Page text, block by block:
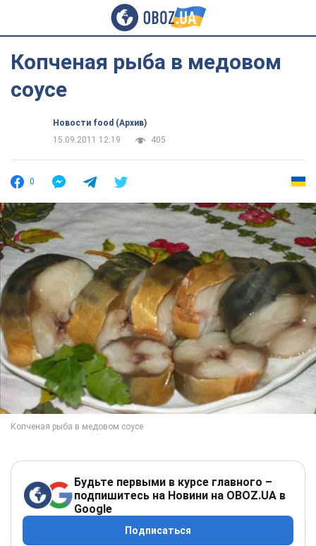
Копченая рыба в медовом
соусе
Новости food (Архив)
15.09.2011 12:19
405
0
Будьте первыми в курсе главного –
подпишитесь на Новини на OBOZ.UA в
Google
Подписаться